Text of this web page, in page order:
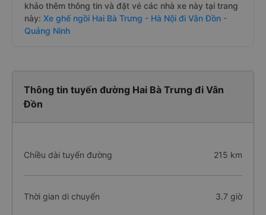
khảo thêm thông tin và đặt vé các nhà xe này tại trang
này: Xe ghế ngồi Hai Bà Trưng - Hà Nội đi Vân Đồn -
Quảng Ninh
Thông tin tuyến đường Hai Bà Trưng đi Vân
Đồn
Chiều dài tuyến đường 215 km
Thời gian di chuyển 3.7 giờ